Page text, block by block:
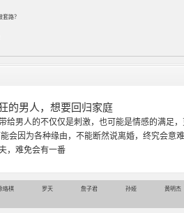
路？
家庭咨询师，毕业于重庆师范大学心理学专业
情感分析、恋爱择偶、夫妻关系，情感挽回、
了丰富的咨
珞棋 罗天 詹子君 孙娅 黄明杰